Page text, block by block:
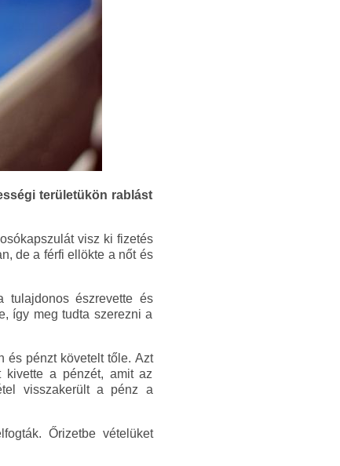
területükön rablást
visz ki fizetés
de a férfi ellökte a nőt és
tulajdonos észrevette és
így meg tudta szerezni a
és pénzt követelt tőle. Azt
kivette a pénzét, amit az
visszakerült a pénz a
Őrizetbe vételüket